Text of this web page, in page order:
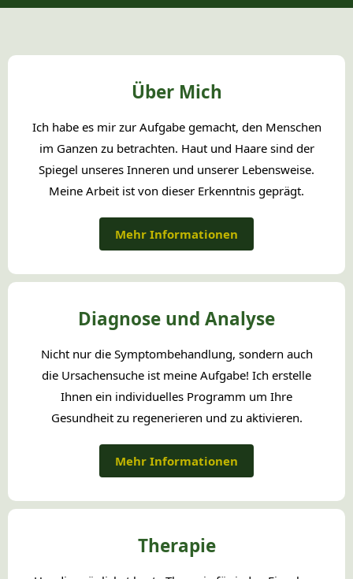
Über Mich
Ich habe es mir zur Aufgabe gemacht, den Menschen
im Ganzen zu betrachten. Haut und Haare sind der
Spiegel unseres Inneren und unserer Lebensweise.
Meine Arbeit ist von dieser Erkenntnis geprägt.
Mehr Informationen
Diagnose und Analyse
Nicht nur die Symptombehandlung, sondern auch
die Ursachensuche ist meine Aufgabe! Ich erstelle
Ihnen ein individuelles Programm um Ihre
Gesundheit zu regenerieren und zu aktivieren.
Mehr Informationen
Therapie